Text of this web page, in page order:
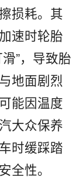
损耗。其
速时轮胎
”，导致胎
地面剧烈
能因温度
大众保养
时缓踩踏
全性。